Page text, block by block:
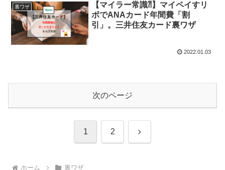
裏ワザ
【マイラー常識⁈】マイペイすリ
ボでANAカード年間費「割
引」。三井住友カード裏ワザ
2022.01.03
次のページ
1 2 次
ホーム 裏ワザ